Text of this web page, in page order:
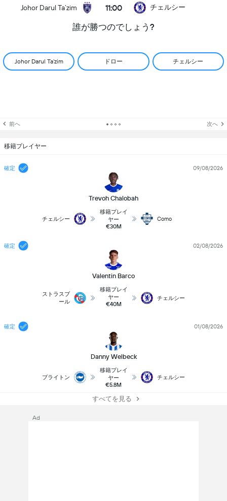
Johor Darul Ta’zim 11:00 チェルシー
誰が勝つのでしょう?
Johor Darul Ta’zim ドロー チェルシー
前へ 次へ
移籍プレイヤー
確定
Trevoh Chalobah
09/08/2026
チェルシー
移籍プレイ
ヤー
€30M
Como
確定
Valentin Barco
02/08/2026
ストラスブ
ール
移籍プレイ
ヤー
€40M
チェルシー
確定
Danny Welbeck
01/08/2026
ブライトン
移籍プレイ
ヤー
€5.8M
チェルシー
すべてを見る
Ad